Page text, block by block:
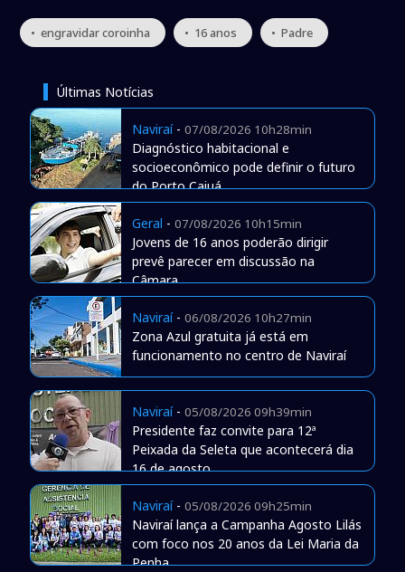
• engravidar coroinha • 16 anos • Padre
Últimas Notícias
Naviraí- 07/08/2026 10h28min
Diagnóstico habitacional e
socioeconômico pode definir o futuro
do Porto Caiuá
Geral - 07/08/2026 10h15min
Jovens de 16 anos poderão dirigir
prevê parecer em discussão na
Câmara
Naviraí- 06/08/2026 10h27min
Zona Azul gratuita já está em
funcionamento no centro de Naviraí
Naviraí- 05/08/2026 09h39min
Presidente faz convite para 12ª
Peixada da Seleta que acontecerá dia
16 de agosto
Naviraí- 05/08/2026 09h25min
Naviraí lança a Campanha Agosto Lilás
com foco nos 20 anos da Lei Maria da
Penha